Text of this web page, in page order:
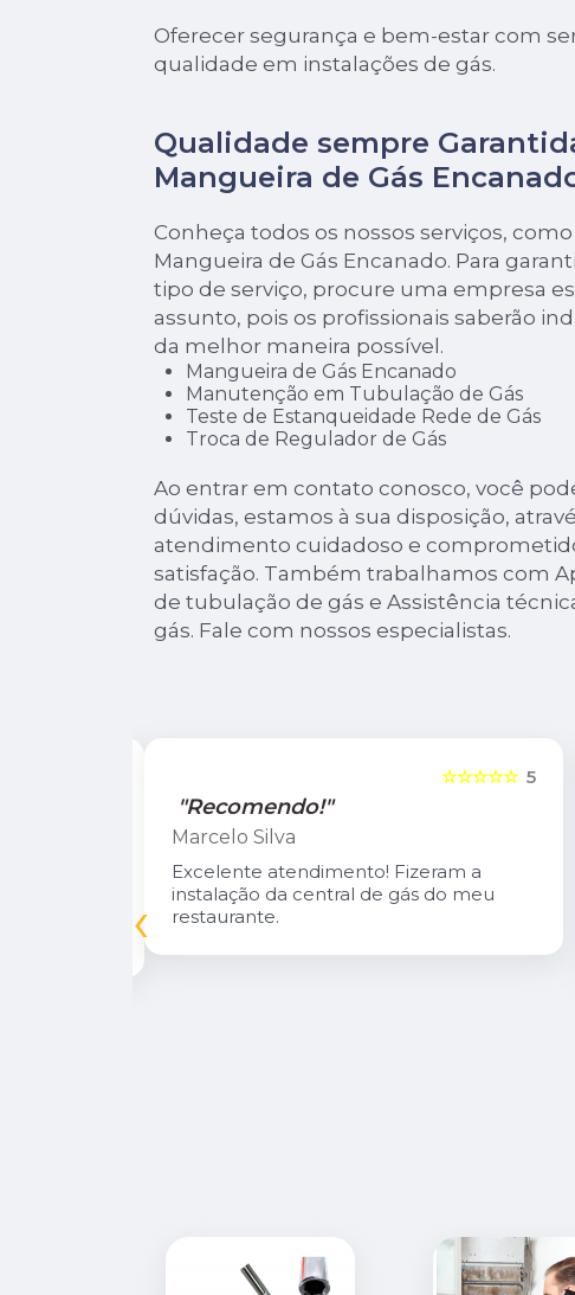
Oferecer segurança e bem-estar com
qualidade em instalações de gás.
Qualidade sempre
Mangueira de Gás
Conheça todos os nossos serviços,
Mangueira de Gás Encanado. Para
tipo de serviço, procure uma empresa
assunto, pois os profissionais saberão
da melhor maneira possível.
Mangueira de Gás Encanado
Manutenção em Tubulação de Gás
Teste de Estanqueidade Rede de Gás
Troca de Regulador de Gás
Ao entrar em contato conosco, você
dúvidas, estamos à sua disposição,
atendimento cuidadoso e
satisfação. Também trabalhamos com
de tubulação de gás e Assistência
gás. Fale com nossos especialistas.
5
☆☆☆☆☆
"Recomendo!"
Marcelo Silva
Excelente atendimento! Fizeram a
instalação da central de gás do meu
restaurante.
‹